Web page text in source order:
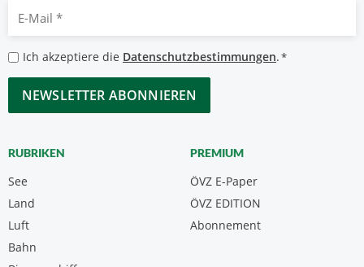
Mail
*
Datenschutzbestimmungen
*
Ich akzeptiere die Datenschutzbestimmungen.*
CAPTCHA
RUBRIKEN
See
Land
Luft
Bahn
PREMIUM
ÖVZ E-Paper
Abonnement
ÖVZ EDITION